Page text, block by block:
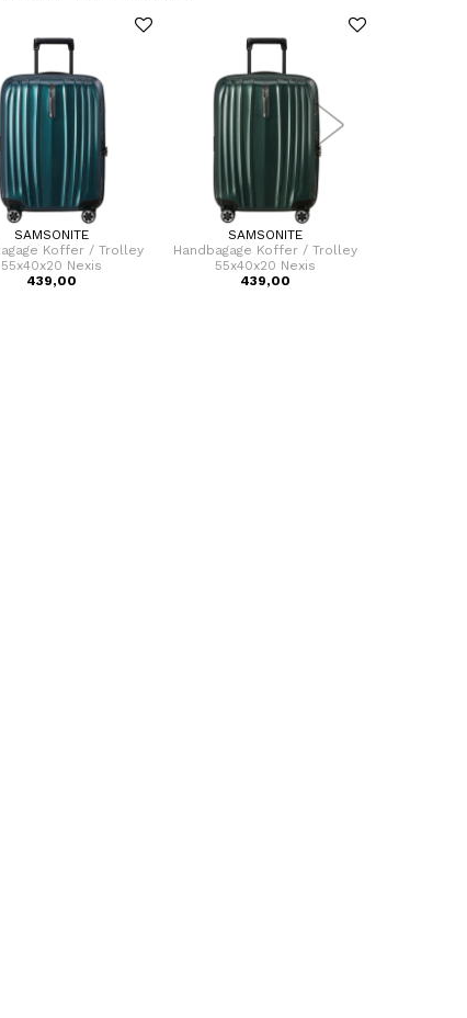
SAMSONITE
Koffer / Trolley
55x40x20 Nexis
439,00
SAMSONITE
Handbagage Koffer / Trolley
55x40x20 Nexis
439,00